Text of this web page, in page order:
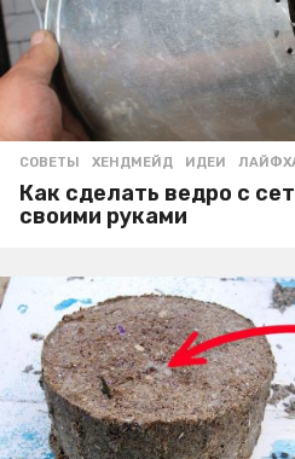
СОВЕТЫ ,ХЕНДМЕЙД ИДЕИ ,
Как сделать ведро с
своими руками